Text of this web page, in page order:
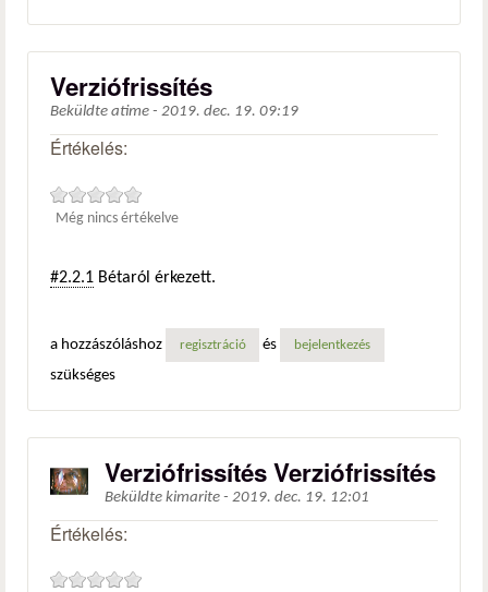
Verziófrissítés
Beküldte atime - 2019. dec. 19. 09:19
Értékelés:
Még nincs értékelve
#2.2.1 Bétaról érkezett.
a hozzászóláshoz regisztráció és bejelentkezés
szükséges
Verziófrissítés Verziófrissítés
Beküldte kimarite - 2019. dec. 19. 12:01
Értékelés: